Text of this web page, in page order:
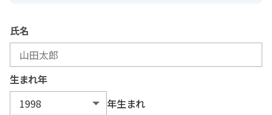
氏名
生まれ年
年生まれ